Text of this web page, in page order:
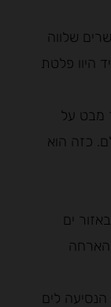
שלווה
היוו פלטת
מבט על
כזה הוא
ים
הארחה
לים